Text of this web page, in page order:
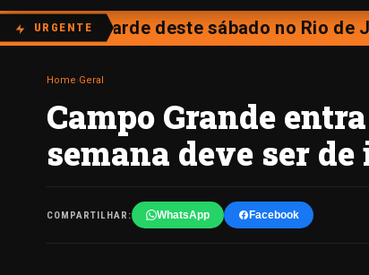
URGENTEna tarde deste sábado no Rio de
Home Geral
Campo Grande
semana deve ser
COMPARTILHAR: WhatsApp Facebook